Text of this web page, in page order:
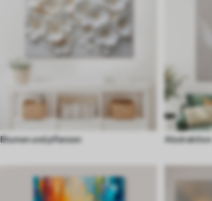
Blumen und pflanzen Abstraktion